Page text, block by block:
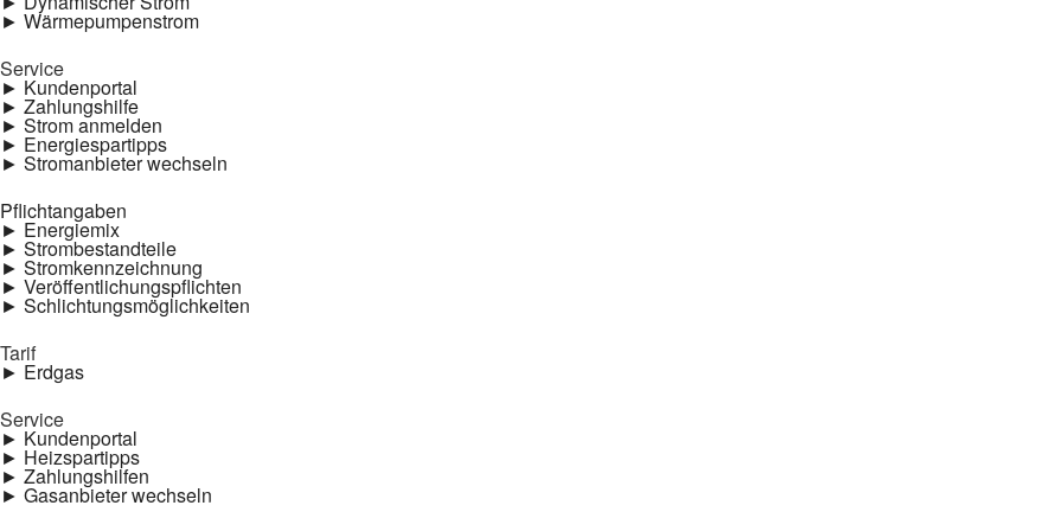
► Wärmepumpenstrom
Service
► Kundenportal
► Zahlungshilfe
► Strom anmelden
► Energiespartipps
► Stromanbieter wechseln
Pflichtangaben
► Energiemix
► Strombestandteile
► Stromkennzeichnung
► Veröffentlichungspflichten
► Schlichtungsmöglichkeiten
Tarif
► Erdgas
Service
► Kundenportal
► Heizspartipps
► Zahlungshilfen
► Gasanbieter wechseln